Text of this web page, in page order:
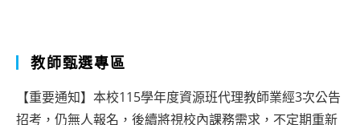
教師甄選專區
【重要通知】本校115學年度資源班代理教師業經3次公告
招考，仍無人報名，後續將視校內課務需求，不定期重新